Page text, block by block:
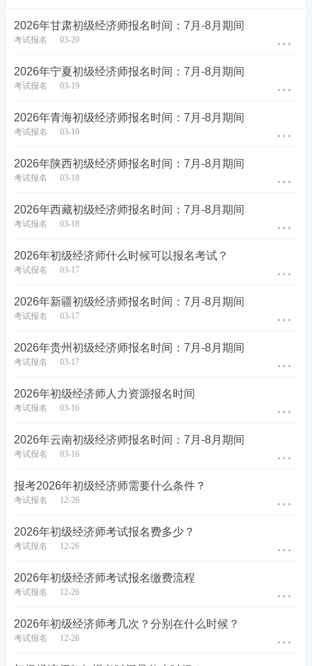
2026年甘肃初级经济师报名时间：7月-8月期间
考试报名 03-20
2026年宁夏初级经济师报名时间：7月-8月期间
考试报名 03-19
2026年青海初级经济师报名时间：7月-8月期间
考试报名 03-19
2026年陕西初级经济师报名时间：7月-8月期间
考试报名 03-18
2026年西藏初级经济师报名时间：7月-8月期间
考试报名 03-18
2026年初级经济师什么时候可以报名考试？
考试报名 03-17
2026年新疆初级经济师报名时间：7月-8月期间
考试报名 03-17
2026年贵州初级经济师报名时间：7月-8月期间
考试报名 03-17
2026年初级经济师人力资源报名时间
考试报名 03-16
2026年云南初级经济师报名时间：7月-8月期间
考试报名 03-16
报考2026年初级经济师需要什么条件？
考试报名 12-26
2026年初级经济师考试报名费多少？
考试报名 12-26
2026年初级经济师考试报名缴费流程
考试报名 12-26
2026年初级经济师考几次？分别在什么时候？
考试报名 12-26